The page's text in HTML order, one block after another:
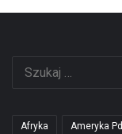
Afryka Ameryka Pd